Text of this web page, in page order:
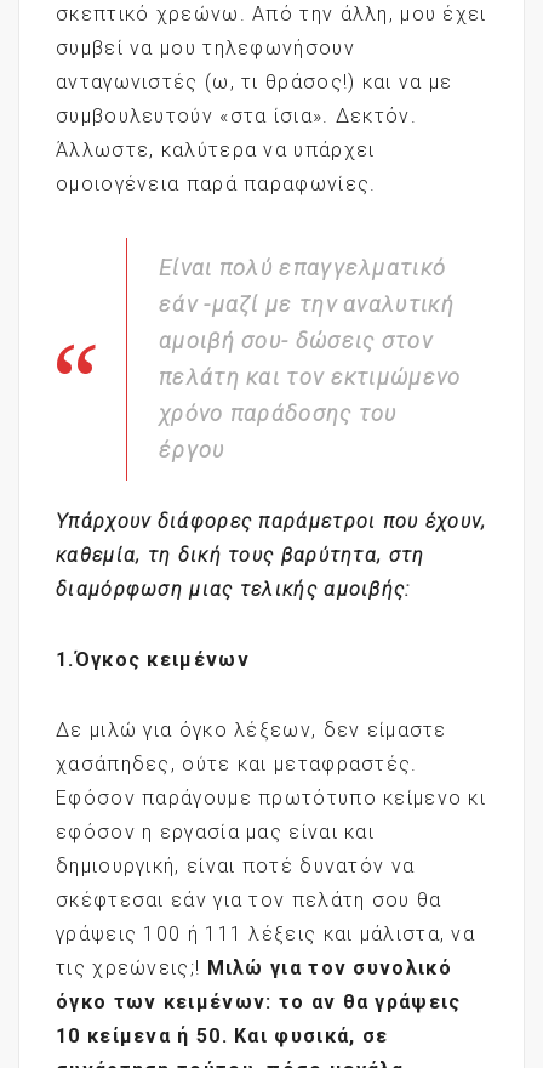
σκεπτικό χρεώνω. Από την άλλη, μου έχει
συμβεί να μου τηλεφωνήσουν
ανταγωνιστές (ω, τι θράσος!) και να με
συμβουλευτούν «στα ίσια». Δεκτόν.
Άλλωστε, καλύτερα να υπάρχει
ομοιογένεια παρά παραφωνίες.
Eίναι πολύ επαγγελματικό
εάν -μαζί με την αναλυτική
αμοιβή σου- δώσεις στον
πελάτη και τον εκτιμώμενο
χρόνο παράδοσης του
έργου
Υπάρχουν διάφορες παράμετροι που έχουν,
καθεμία, τη δική τους βαρύτητα, στη
διαμόρφωση μιας τελικής αμοιβής:
1.Όγκος κειμένων
Δε μιλώ για όγκο λέξεων, δεν είμαστε
χασάπηδες, ούτε και μεταφραστές.
Εφόσον παράγουμε πρωτότυπο κείμενο κι
εφόσον η εργασία μας είναι και
δημιουργική, είναι ποτέ δυνατόν να
σκέφτεσαι εάν για τον πελάτη σου θα
γράψεις 100 ή 111 λέξεις και μάλιστα, να
τις χρεώνεις;! Μιλώ για τον συνολικό
όγκο των κειμένων: το αν θα γράψεις
10 κείμενα ή 50. Και φυσικά, σε